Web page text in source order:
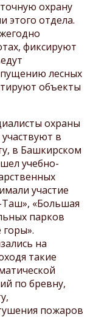
охрану
этого отдела.
фиксируют
лесных
объекты
охраны
в
в Башкирском
учебно-
участие
«Большая
парков
горы».
на
такие
по бревну,
пожаров